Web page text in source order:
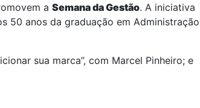
a Semana da Gestão. A iniciativa
50 anos da graduação em Administração
sua marca”, com Marcel Pinheiro; e